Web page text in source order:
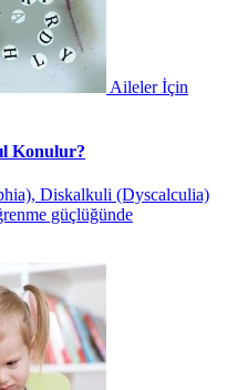
Aileler İçin
Konulur?
Diskalkuli (Dyscalculia)
güçlüğünde